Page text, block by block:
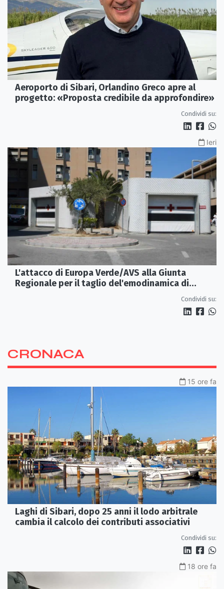
Aeroporto di Sibari, Orlandino Greco apre al
progetto: «Proposta credibile da approfondire»
Condividi su:
Ieri
L'attacco di Europa Verde/AVS alla Giunta
Regionale per il taglio del'emodinamica di
Condividi su:
CRONACA
15 ore fa
Laghi di Sibari, dopo 25 anni il lodo arbitrale
cambia il calcolo dei contributi associativi
Condividi su:
18 ore fa